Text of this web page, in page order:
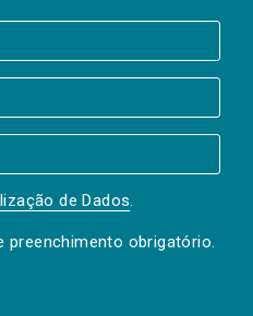
de Dados.
obrigatório.